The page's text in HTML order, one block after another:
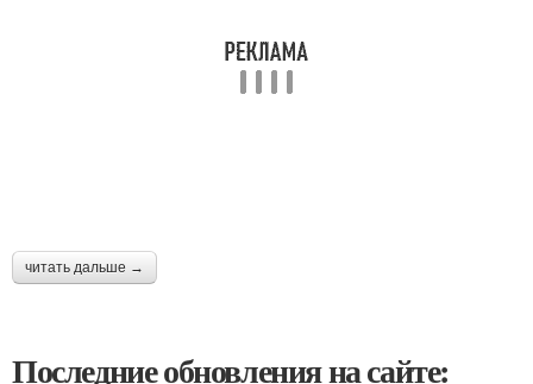
читать дальше →
Последние обновления на сайте: